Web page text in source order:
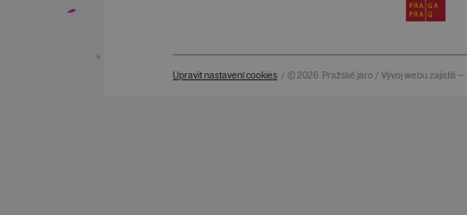
Upravit nastavení cookies / © 2026 Pražské jaro / Vývoj webu zajistili —